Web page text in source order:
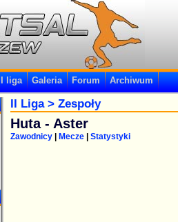
I liga Galeria Forum Archiwum
II Liga> Zespoły
Huta - Aster
Zawodnicy Mecze Statystyki